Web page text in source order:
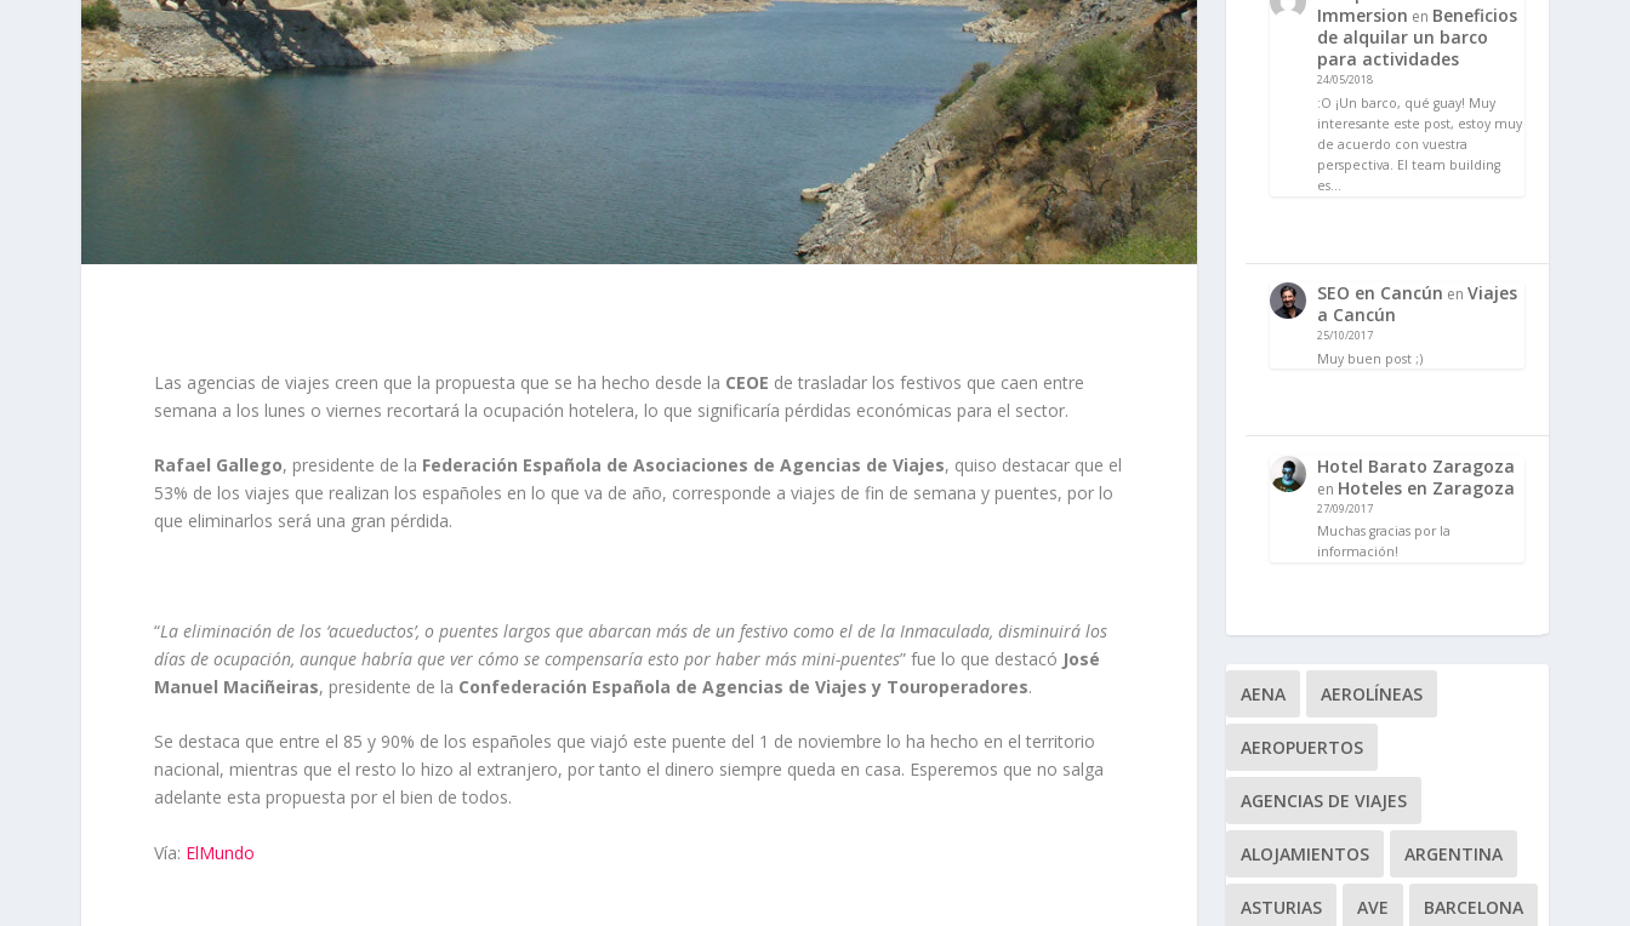
Las agencias de viajes creen que la propuesta que se ha hecho desde la CEOE de trasladar los festivos que caen entre
semana a los lunes o viernes recortará la ocupación hotelera, lo que significaría pérdidas económicas para el sector.
Rafael Gallego, presidente de la Federación Española de Asociaciones de Agencias de Viajes, quiso destacar que el
53% de los viajes que realizan los españoles en lo que va de año, corresponde a viajes de fin de semana y puentes, por lo
que eliminarlos será una gran pérdida.
“La eliminación de los ‘acueductos’, o puentes largos que abarcan más de un festivo como el de la Inmaculada, disminuirá los
días de ocupación, aunque habría que ver cómo se compensaría esto por haber más mini-puentes” fue lo que destacó José
Manuel Maciñeiras, presidente de la Confederación Española de Agencias de Viajes y Touroperadores.
Se destaca que entre el 85 y 90% de los españoles que viajó este puente del 1 de noviembre lo ha hecho en el territorio
nacional, mientras que el resto lo hizo al extranjero, por tanto el dinero siempre queda en casa. Esperemos que no salga
adelante esta propuesta por el bien de todos.
Vía: ElMundo
Immersion en Beneficios
de alquilar un barco
para actividades
24/05/2018
:O ¡Un barco, qué guay! Muy
interesante este post, estoy muy
de acuerdo con vuestra
perspectiva. El team building
es…
SEO en Cancún en Viajes
a Cancún
25/10/2017
Muy buen post ;)
Hotel Barato Zaragoza
en Hoteles en Zaragoza
27/09/2017
Muchas gracias por la
información!
AENA AEROLÍNEAS
AEROPUERTOS
AGENCIAS DE VIAJES
ALOJAMIENTOS ARGENTINA
ASTURIAS AVE BARCELONA